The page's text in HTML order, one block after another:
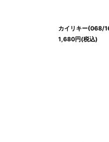
カイリキー(068/
1,680円(税込)